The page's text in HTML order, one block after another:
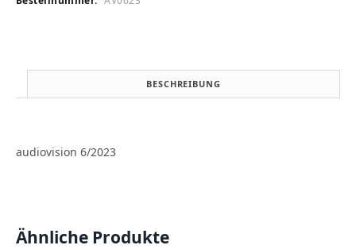
BESCHREIBUNG
audiovision 6/2023
Ähnliche Produkte